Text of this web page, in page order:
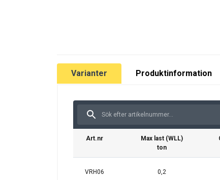
Varianter Produktinformation
Art.nr
Max last (WLL)
ton
VRH06 0,2